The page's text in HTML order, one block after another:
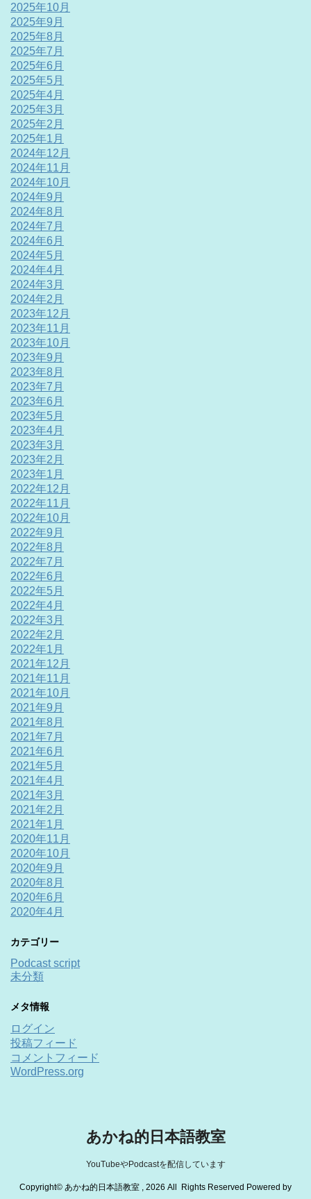
2025年10月
2025年9月
2025年8月
2025年7月
2025年6月
2025年5月
2025年4月
2025年3月
2025年2月
2025年1月
2024年12月
2024年11月
2024年10月
2024年9月
2024年8月
2024年7月
2024年6月
2024年5月
2024年4月
2024年3月
2024年2月
2023年12月
2023年11月
2023年10月
2023年9月
2023年8月
2023年7月
2023年6月
2023年5月
2023年4月
2023年3月
2023年2月
2023年1月
2022年12月
2022年11月
2022年10月
2022年9月
2022年8月
2022年7月
2022年6月
2022年5月
2022年4月
2022年3月
2022年2月
2022年1月
2021年12月
2021年11月
2021年10月
2021年9月
2021年8月
2021年7月
2021年6月
2021年5月
2021年4月
2021年3月
2021年2月
2021年1月
2020年11月
2020年10月
2020年9月
2020年8月
2020年6月
2020年4月
カテゴリー
Podcast script
未分類
メタ情報
ログイン
投稿フィード
コメントフィード
WordPress.org
あかね的日本語教室
YouTubeやPodcastを配信しています
Copyright© あかね的日本語教室 , 2026 All Rights Reserved Powered by